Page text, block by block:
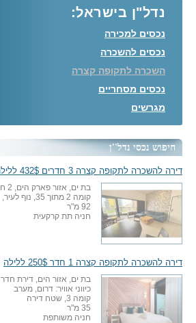
נדל"ן בישראל:
נכסים למכירה
נכסים להשכרה
השכרה לתקופה קצרה
נכסים מסחריים
מגרשים
חיפוש נכסי נדל''ן
דירה להשכרה לתקופה קצרה 3 חדרים 432$ ללילה
בת ים, אזור פארק הים, 2 חדרי שינה + סלון
קומה 2 מתוך 35, נוף לעיר, שטח דירה
92 מ"ר
חניה תת קרקעית
דירה להשכרה לתקופה קצרה 1 חדר 250$ ללילה
בת ים, אזור הים, דירת חדר
כיווני אוויר: דרום, מערב
קומה 3, שטח דירה
35 מ"ר
חניה משותפת